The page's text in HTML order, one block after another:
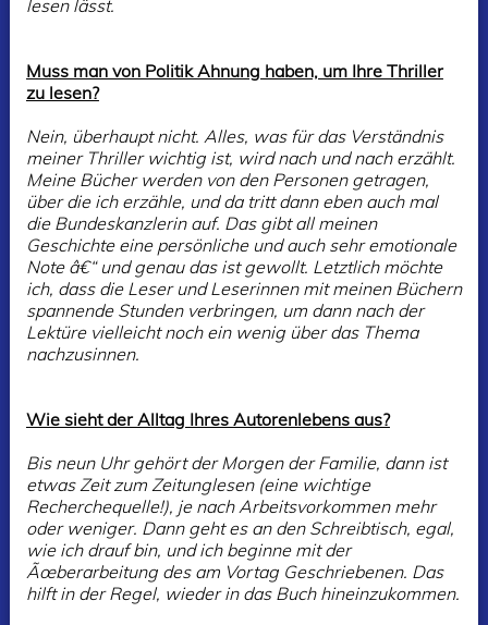
lesen lässt.
Muss man von Politik Ahnung haben, um Ihre Thriller
zu lesen?
Nein, überhaupt nicht. Alles, was für das Verständnis
meiner Thriller wichtig ist, wird nach und nach erzählt.
Meine Bücher werden von den Personen getragen,
über die ich erzähle, und da tritt dann eben auch mal
die Bundeskanzlerin auf. Das gibt all meinen
Geschichte eine persönliche und auch sehr emotionale
Note â€“ und genau das ist gewollt. Letztlich möchte
ich, dass die Leser und Leserinnen mit meinen Büchern
spannende Stunden verbringen, um dann nach der
Lektüre vielleicht noch ein wenig über das Thema
nachzusinnen.
Wie sieht der Alltag Ihres Autorenlebens aus?
Bis neun Uhr gehört der Morgen der Familie, dann ist
etwas Zeit zum Zeitunglesen (eine wichtige
Recherchequelle!), je nach Arbeitsvorkommen mehr
oder weniger. Dann geht es an den Schreibtisch, egal,
wie ich drauf bin, und ich beginne mit der
Ãœberarbeitung des am Vortag Geschriebenen. Das
hilft in der Regel, wieder in das Buch hineinzukommen.